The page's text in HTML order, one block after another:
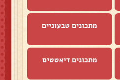
מתכונים טבעוניים
מתכונים דיאטטים